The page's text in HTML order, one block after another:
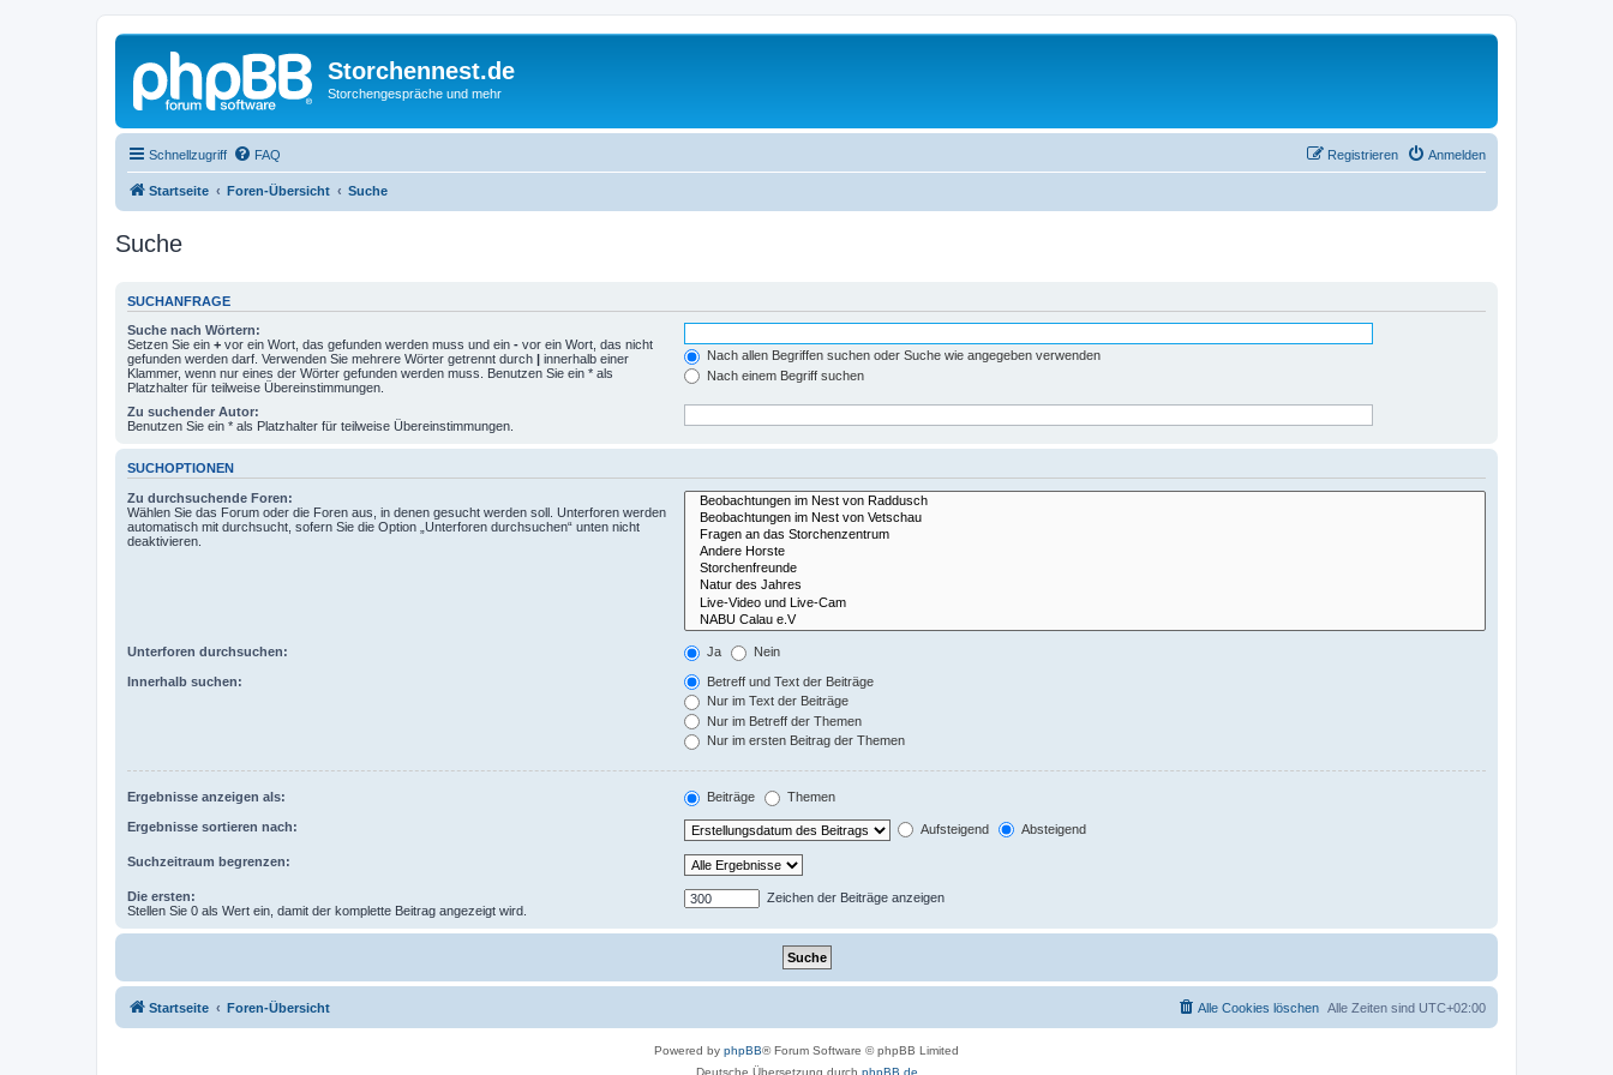
Storchennest.de
Storchengespräche und mehr
Schnellzugriff FAQ Anmelden
Registrieren
Startseite Foren-Übersicht Suche
Suche
SUCHANFRAGE
Suche nach Wörtern:
Setzen Sie ein + vor ein Wort, das gefunden werden muss und ein - vor ein Wort, das nicht
gefunden werden darf. Verwenden Sie mehrere Wörter getrennt durch | innerhalb einer
Klammer, wenn nur eines der Wörter gefunden werden muss. Benutzen Sie ein * als
Platzhalter für teilweise Übereinstimmungen.
Nach allen Begriffen suchen oder Suche wie angegeben verwenden
Nach einem Begriff suchen
Zu suchender Autor:
Benutzen Sie ein * als Platzhalter für teilweise Übereinstimmungen.
SUCHOPTIONEN
Zu durchsuchende Foren:
Wählen Sie das Forum oder die Foren aus, in denen gesucht werden soll. Unterforen werden
automatisch mit durchsucht, sofern Sie die Option „Unterforen durchsuchen“ unten nicht
deaktivieren.
Unterforen durchsuchen: Ja Nein
Innerhalb suchen:
Betreff und Text der Beiträge
Nur im Text der Beiträge
Nur im Betreff der Themen
Nur im ersten Beitrag der Themen
Ergebnisse anzeigen als: Beiträge Themen
Ergebnisse sortieren nach: Aufsteigend Absteigend
Suchzeitraum begrenzen:
Die ersten:
Stellen Sie 0 als Wert ein, damit der komplette Beitrag angezeigt wird.
Zeichen der Beiträge anzeigen
Startseite Foren-Übersicht Alle Zeiten sind UTC+02:00
Alle Cookies löschen
Powered by phpBB® Forum Software © phpBB Limited
Deutsche Übersetzung durch phpBB.de